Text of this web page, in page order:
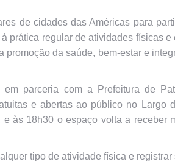
de cidades das Américas para
prática regular de atividades físicas e
da saúde, bem-estar e
parceria com a Prefeitura de
e abertas ao público no Largo
às 18h30 o espaço volta a receber
tipo de atividade física e